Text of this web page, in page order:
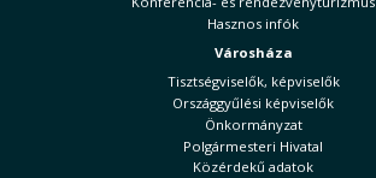
Hasznos infók
Városháza
Tisztségviselők, képviselők
Országgyűlési képviselők
Önkormányzat
Polgármesteri Hivatal
Közérdekű adatok